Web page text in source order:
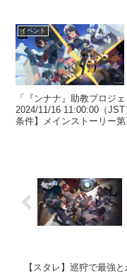
イベント
「『ンナナ』助教プロジ
2024/11/16 11:00:00（
条件】メインストーリー
【スタレ】巡狩で最強